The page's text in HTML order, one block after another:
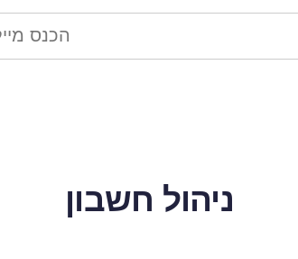
ניהול חשבון